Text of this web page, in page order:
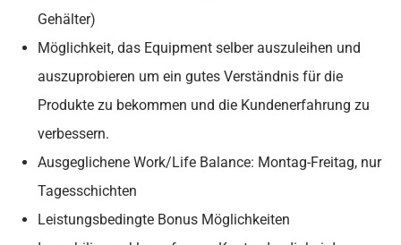
Gehälter)
Möglichkeit, das Equipment selber auszuleihen und
auszuprobieren um ein gutes Verständnis für die
Produkte zu bekommen und die Kundenerfahrung zu
verbessern.
Ausgeglichene Work/Life Balance: Montag-Freitag, nur
Tagesschichten
Leistungsbedingte Bonus Möglichkeiten